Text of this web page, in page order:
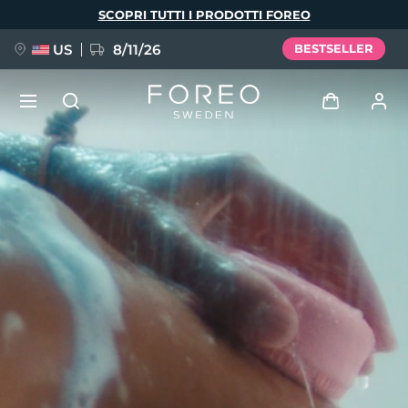
SCOPRI TUTTI I PRODOTTI FOREO
US 8/11/26 BESTSELLER
Profilo utente
I miei dispositivi
I miei ordini
I miei indirizzi
I miei abbonamenti
NUOVO
FAQ™ Pure Beauty-Tech Elixir
BREAKING NEWS
issa™ Teeth Whitening Set
Lingua
English Deutsch
Español
Français
Italiano
Português
Svenska
Русский
繁體中文